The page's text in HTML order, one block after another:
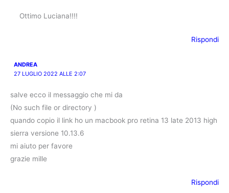
Ottimo Luciana!!!!
Rispondi
ANDREA
27 LUGLIO 2022 ALLE 2:07
salve ecco il messaggio che mi da
(No such file or directory )
quando copio il link ho un macbook pro retina 13 late 2013 high
sierra versione 10.13.6
mi aiuto per favore
grazie mille
Rispondi